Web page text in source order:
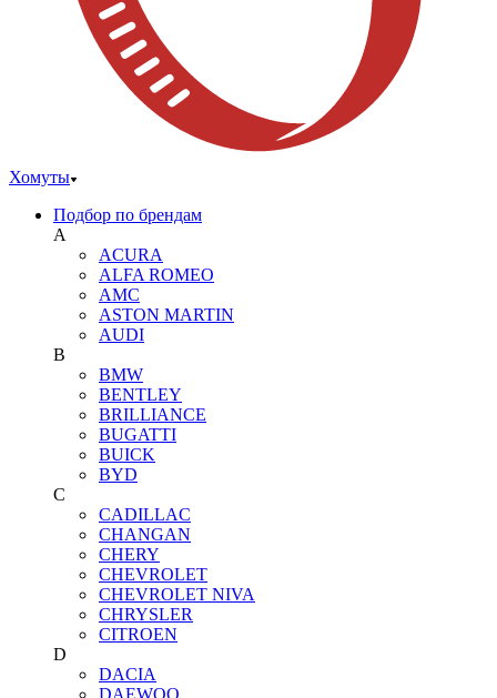
Хомуты
Подбор по брендам
A
ACURA
ALFA ROMEO
AMC
ASTON MARTIN
AUDI
B
BMW
BENTLEY
BRILLIANCE
BUGATTI
BUICK
BYD
C
CADILLAC
CHANGAN
CHERY
CHEVROLET
CHEVROLET NIVA
CHRYSLER
CITROEN
D
DACIA
DAEWOO